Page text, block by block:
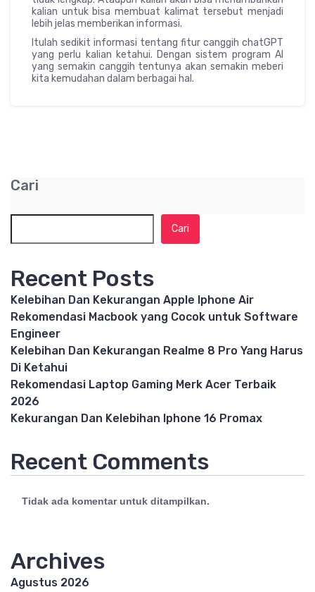
kalian untuk bisa membuat kalimat tersebut menjadi
lebih jelas memberikan informasi.
Itulah sedikit informasi tentang fitur canggih chatGPT
yang perlu kalian ketahui. Dengan sistem program AI
yang semakin canggih tentunya akan semakin meberi
kita kemudahan dalam berbagai hal.
Cari
Cari
Recent Posts
Kelebihan Dan Kekurangan Apple Iphone Air
Rekomendasi Macbook yang Cocok untuk Software
Engineer
Kelebihan Dan Kekurangan Realme 8 Pro Yang Harus
Di Ketahui
Rekomendasi Laptop Gaming Merk Acer Terbaik
2026
Kekurangan Dan Kelebihan Iphone 16 Promax
Recent Comments
Tidak ada komentar untuk ditampilkan.
Archives
Agustus 2026